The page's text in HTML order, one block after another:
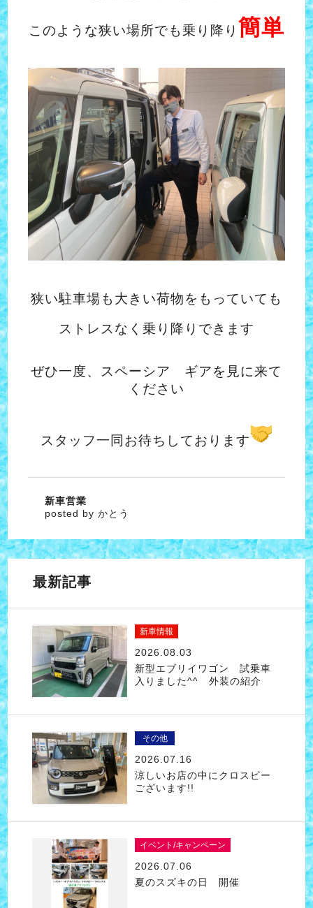
このような狭い場所でも乗り降り 簡単
狭い駐車場も大きい荷物をもっていても
ストレスなく乗り降りできます
ぜひ一度、スペーシア ギアを見に来て
ください
スタッフ一同お待ちしております
新車営業
posted by かとう
最新記事
新車情報
2026.08.03
新型エブリイワゴン 試乗車
入りました^^ 外装の紹介
その他
2026.07.16
涼しいお店の中にクロスビー
ございます!!
イベント/キャンペーン
2026.07.06
夏のスズキの日 開催